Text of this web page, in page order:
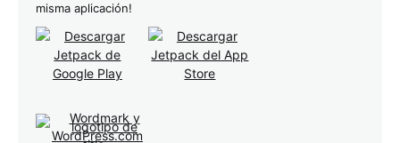
misma aplicación!